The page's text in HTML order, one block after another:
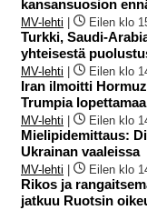
kansansuosion
MV-lehti Eilen klo
Turkki, Saudi-
yhteisestä
MV-lehti Eilen klo
Iran ilmoitti
Trumpia
MV-lehti Eilen klo
Mielipidemittaus:
Ukrainan vaaleissa
MV-lehti Eilen klo
Rikos ja
jatkuu Ruotsin